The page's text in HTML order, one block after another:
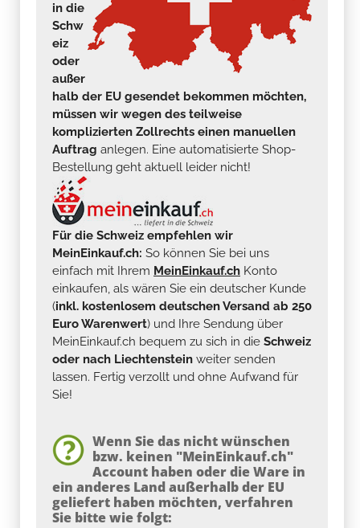
in die
Schw
eiz
oder
außer
halb der EU gesendet bekommen möchten,
müssen wir wegen des teilweise
komplizierten Zollrechts einen manuellen
Auftrag anlegen. Eine automatisierte Shop-
Bestellung geht aktuell leider nicht!
Für die Schweiz empfehlen wir
MeinEinkauf.ch: So können Sie bei uns
einfach mit Ihrem MeinEinkauf.ch Konto
einkaufen, als wären Sie ein deutscher Kunde
(inkl. kostenlosem deutschen Versand ab 250
Euro Warenwert) und Ihre Sendung über
MeinEinkauf.ch bequem zu sich in die Schweiz
oder nach Liechtenstein weiter senden
lassen. Fertig verzollt und ohne Aufwand für
Sie!
Wenn Sie das nicht wünschen
bzw. keinen "MeinEinkauf.ch"
Account haben oder die Ware in
ein anderes Land außerhalb der EU
geliefert haben möchten, verfahren
Sie bitte wie folgt: